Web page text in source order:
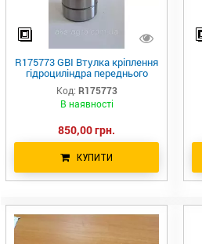
R175773 GBI Втулка кріплення
гідроциліндра переднього
важеля підвіски R537928 JD
Код: R175773
В наявності
850,00 грн.
КУПИТИ